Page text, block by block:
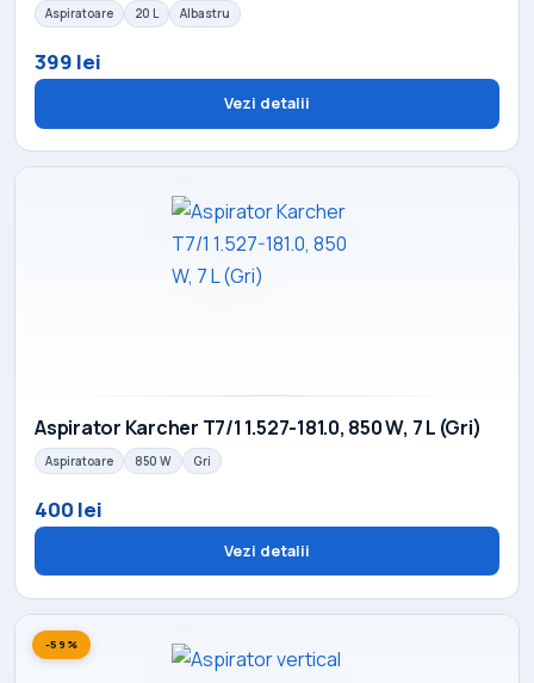
Aspiratoare 20 L Albastru
399 lei
Vezi detalii
Aspirator Karcher T7/1 1.527-181.0, 850 W, 7 L (Gri)
Aspiratoare 850 W Gri
400 lei
Vezi detalii
-59%